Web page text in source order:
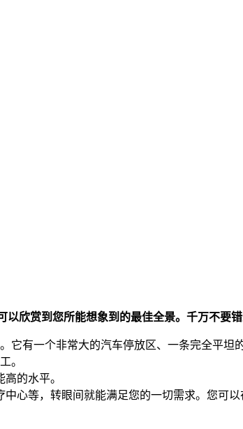
欣赏到您所能想象到的最佳全景。千万不要
它有一个非常大的汽车停放区、一条完全平
。
的水平。
心等，转眼间就能满足您的一切需求。您可